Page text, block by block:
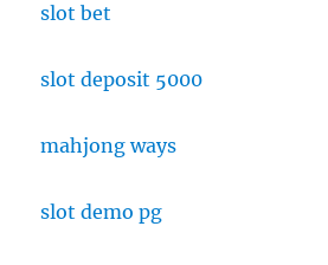
slot bet
slot deposit 5000
mahjong ways
slot demo pg